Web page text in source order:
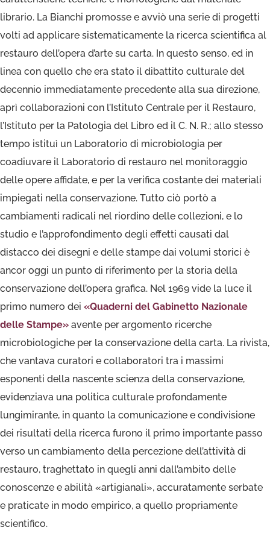
librario. La Bianchi promosse e avviò una serie di progetti
volti ad applicare sistematicamente la ricerca scientifica al
restauro dell’opera d’arte su carta. In questo senso, ed in
linea con quello che era stato il dibattito culturale del
decennio immediatamente precedente alla sua direzione,
aprì collaborazioni con l’Istituto Centrale per il Restauro,
l’Istituto per la Patologia del Libro ed il C. N. R.; allo stesso
tempo istituì un Laboratorio di microbiologia per
coadiuvare il Laboratorio di restauro nel monitoraggio
delle opere affidate, e per la verifica costante dei materiali
impiegati nella conservazione. Tutto ciò portò a
cambiamenti radicali nel riordino delle collezioni, e lo
studio e l’approfondimento degli effetti causati dal
distacco dei disegni e delle stampe dai volumi storici è
ancor oggi un punto di riferimento per la storia della
conservazione dell’opera grafica. Nel 1969 vide la luce il
primo numero dei «Quaderni del Gabinetto Nazionale
delle Stampe» avente per argomento ricerche
microbiologiche per la conservazione della carta. La rivista,
che vantava curatori e collaboratori tra i massimi
esponenti della nascente scienza della conservazione,
evidenziava una politica culturale profondamente
lungimirante, in quanto la comunicazione e condivisione
dei risultati della ricerca furono il primo importante passo
verso un cambiamento della percezione dell’attività di
restauro, traghettato in quegli anni dall’ambito delle
conoscenze e abilità «artigianali», accuratamente serbate
e praticate in modo empirico, a quello propriamente
scientifico.